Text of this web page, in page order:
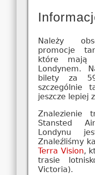
Należy
promocje
które mają
Londynem.
bilety za
szczególnie
jeszcze lepiej
Znalezienie
Stansted
Londynu
Znaleźliśmy
Terra Vision,
trasie
Victoria).